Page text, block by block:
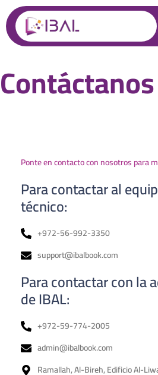
Contáctanos
Ponte en contacto con nosotros para
Para contactar al
técnico:
+972-56-992-3350
support@ibalbook.com
Para contactar con la
de IBAL:
+972-59-774-2005
admin@ibalbook.com
Ramallah, Al-Bireh, Edificio Al-